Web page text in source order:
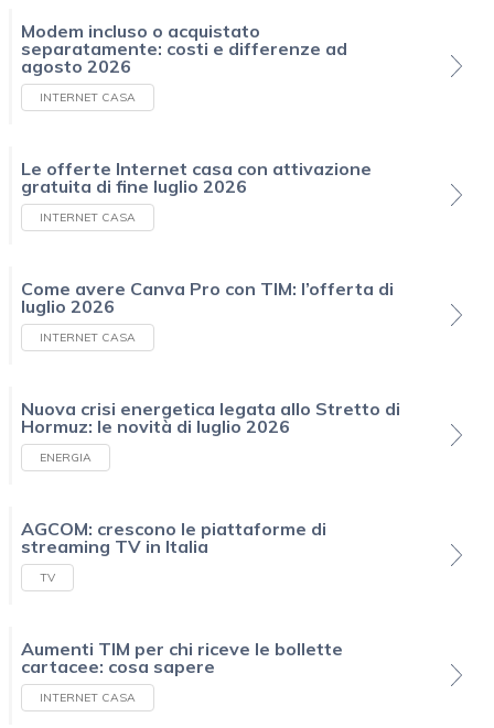
Modem incluso o acquistato
separatamente: costi e differenze ad
agosto 2026
INTERNET CASA
Le offerte Internet casa con attivazione
gratuita di fine luglio 2026
INTERNET CASA
Come avere Canva Pro con TIM: l’offerta di
luglio 2026
INTERNET CASA
Nuova crisi energetica legata allo Stretto di
Hormuz: le novità di luglio 2026
ENERGIA
AGCOM: crescono le piattaforme di
streaming TV in Italia
TV
Aumenti TIM per chi riceve le bollette
cartacee: cosa sapere
INTERNET CASA